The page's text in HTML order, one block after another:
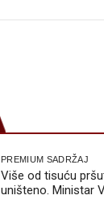
PREMIUM SADRŽAJ
Više od tisuću
uništeno. Ministar